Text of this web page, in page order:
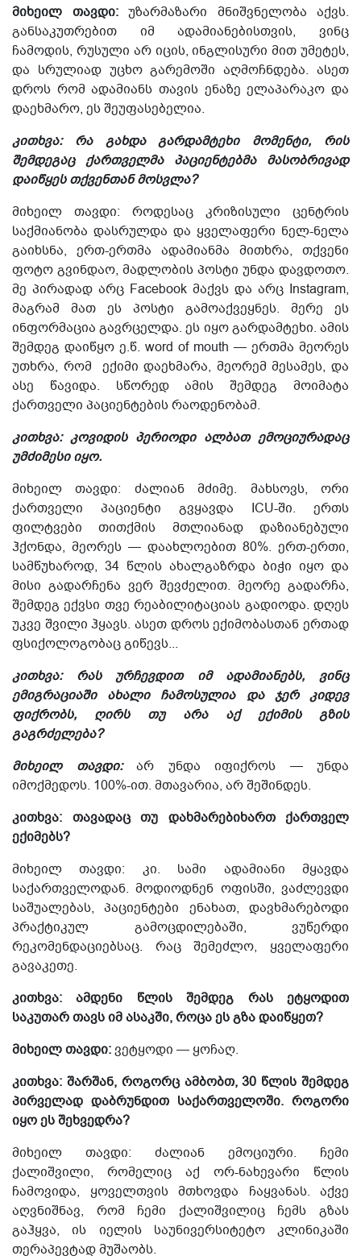
მიხეილ თავდი:უზარმაზარი მნიშვნელობა აქვს.
განსაკუთრებით იმ ადამიანებისთვის, ვინც
ჩამოდის, რუსული არ იცის, ინგლისური მით უმეტეს,
და სრულიად უცხო გარემოში აღმოჩნდება. ასეთ
დროს რომ ადამიანს თავის ენაზე ელაპარაკო და
დაეხმარო, ეს შეუფასებელია.
კითხვა: რა გახდა გარდამტეხი მომენტი, რის
შემდეგაც ქართველმა პაციენტებმა მასობრივად
დაიწყეს თქვენთან მოსვლა?
მიხეილ თავდი: როდესაც კრიზისული ცენტრის
საქმიანობა დასრულდა და ყველაფერი ნელ-ნელა
გაიხსნა, ერთ-ერთმა ადამიანმა მითხრა, თქვენი
ფოტო გვინდაო, მადლობის პოსტი უნდა დავდოთო.
მე პირადად არც Facebook მაქვს და არც Instagram,
მაგრამ მათ ეს პოსტი გამოაქვეყნეს. მერე ეს
ინფორმაცია გავრცელდა. ეს იყოგარდამტეხი.ამის
შემდეგ დაიწყო ე.წ. word of mouth — ერთმა მეორეს
უთხრა, რომ ექიმი დაეხმარა, მეორემ მესამეს, და
ასე წავიდა. სწორედ ამის შემდეგ მოიმატა
ქართველი პაციენტების რაოდენობამ.
კითხვა: კოვიდის პერიოდი ალბათ ემოციურადაც
უმძიმესი იყო.
მიხეილ თავდი: ძალიან მძიმე. მახსოვს, ორი
ქართველი პაციენტი გვყავდა ICU-ში. ერთს
ფილტვები თითქმის მთლიანად დაზიანებული
ჰქონდა, მეორეს — დაახლოებით 80%. ერთ-ერთი,
სამწუხაროდ, 34 წლის ახალგაზრდა ბიჭი იყო და
მისი გადარჩენა ვერ შევძელით. მეორე გადარჩა,
შემდეგ ექვსი თვერეაბილიტაციას გადიოდა. დღეს
უკვე შვილი ჰყავს. ასეთ დროს ექიმობასთან ერთად
ფსიქოლოგობაც გიწევს...
კითხვა: რას ურჩევდით იმ ადამიანებს, ვინც
ემიგრაციაში ახალი ჩამოსულია და ჯერ კიდევ
ფიქრობს, ღირს თუ არა აქ ექიმის გზის
გაგრძელება?
მიხეილ თავდი:არ უნდა იფიქროს — უნდა
იმოქმედოს. 100%-ით. მთავარია, არ შეშინდეს.
კითხვა: თავადაც თუ დახმარებიხართ ქართველ
ექიმებს?
მიხეილ თავდი: კი. სამი ადამიანი მყავდა
საქართველოდან. მოდიოდნენ ოფისში, ვაძლევდი
საშუალებას, პაციენტები ენახათ, დავხმარებოდი
პრაქტიკულ გამოცდილებაში, ვუწერდი
რეკომენდაციებსაც. რაც შემეძლო, ყველაფერი
გავაკეთე.
კითხვა: ამდენი წლის შემდეგ რას ეტყოდით
საკუთარ თავს იმ ასაკში, როცა ეს გზა დაიწყეთ?
მიხეილ თავდი:ვეტყოდი — ყოჩაღ.
კითხვა: შარშან, როგორც ამბობთ, 30 წლის შემდეგ
პირველად დაბრუნდით საქართველოში. როგორი
იყო ეს შეხვედრა?
მიხეილ თავდი: ძალიან ემოციური. ჩემი
ქალიშვილი, რომელიც აქ ორ-ნახევარი წლის
ჩამოვიდა, ყოველთვის მთხოვდა
ჩაყვანას. აქვე
აღვნიშნავ, რომ ჩემი ქალიშვილიც ჩემს გზას
გაჰყვა, ის იელის საუნივერსიტეტო კლინიკაში
თერაპევტად მუშაობს.